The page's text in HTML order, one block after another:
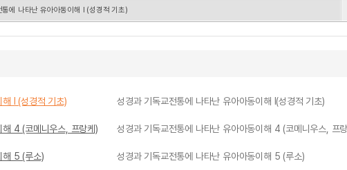
통에 나타난 유아아동이해 I (성경적 기초)
I (성경적 기초) 성경과 기독교전통에 나타난 유아아동이해 I(성경적 기초)
4 (코메니우스, 프랑케) 성경과 기독교전통에 나타난 유아아동이해 4 (코메니우스, 프
해 5 (루소) 성경과 기독교전통에 나타난 유아아동이해 5 (루소)